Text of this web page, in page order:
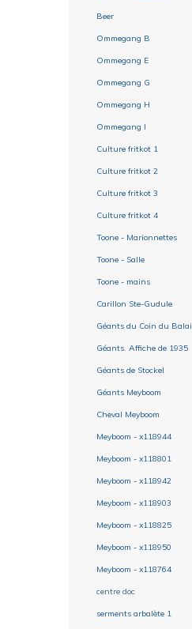
Beer
Ommegang B
Ommegang E
Ommegang G
Ommegang H
Ommegang I
Culture fritkot 1
Culture fritkot 2
Culture fritkot 3
Culture fritkot 4
Toone - Marionnettes
Toone - Salle
Toone - mains
Carillon Ste-Gudule
Géants du Coin du Balai
Géants. Affiche de 1935
Géants de Stockel
Géants Meyboom
Cheval Meyboom
Meyboom - x118944
Meyboom - x118801
Meyboom - x118942
Meyboom - x118903
Meyboom - x118825
Meyboom - x118950
Meyboom - x118764
centre doc
serments arbalète 1